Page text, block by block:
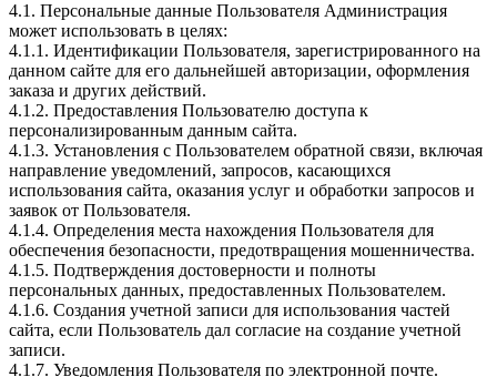
4.1. Персональные данные Пользователя Администрация
может использовать в целях:
4.1.1. Идентификации Пользователя, зарегистрированного на
данном сайте для его дальнейшей авторизации, оформления
заказа и других действий.
4.1.2. Предоставления Пользователю доступа к
персонализированным данным сайта.
4.1.3. Установления с Пользователем обратной связи, включая
направление уведомлений, запросов, касающихся
использования сайта, оказания услуг и обработки запросов и
заявок от Пользователя.
4.1.4. Определения места нахождения Пользователя для
обеспечения безопасности, предотвращения мошенничества.
4.1.5. Подтверждения достоверности и полноты
персональных данных, предоставленных Пользователем.
4.1.6. Создания учетной записи для использования частей
сайта, если Пользователь дал согласие на создание учетной
записи.
4.1.7. Уведомления Пользователя по электронной почте.